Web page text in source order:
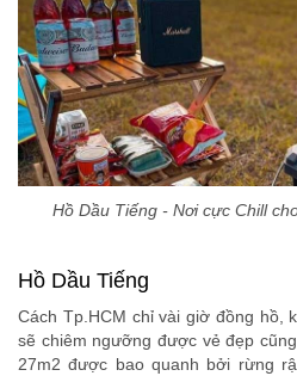
Hồ Dầu Tiếng - Nơi cực Chill
Hồ Dầu Tiếng
Cách Tp.HCM chỉ vài giờ đồng hồ,
sẽ chiêm ngưỡng được vẻ đẹp
27m2 được bao quanh bởi rừng